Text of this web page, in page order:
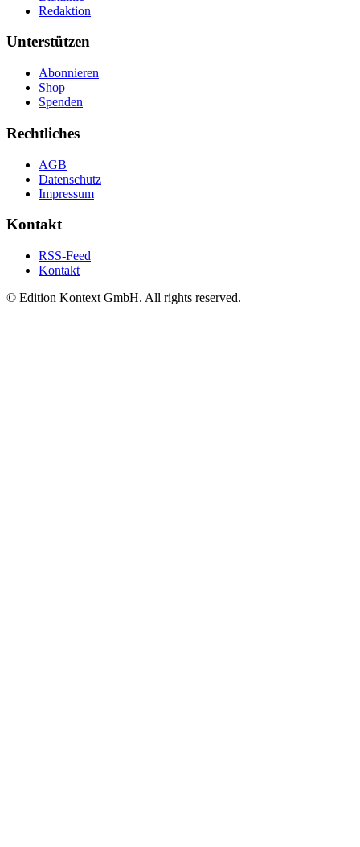
Redaktion
Unterstützen
Abonnieren
Shop
Spenden
Rechtliches
AGB
Datenschutz
Impressum
Kontakt
RSS-Feed
Kontakt
© Edition Kontext GmbH. All rights reserved.